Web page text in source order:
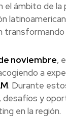
ámbito de la
noviembre,
a
. Durante
desafíos y
en la región.